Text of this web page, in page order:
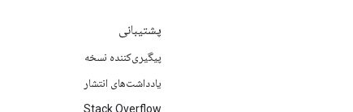
پشتیبانی
پیگیری‌کننده نسخه
یادداشت‌های انتشار
Stack Overflow